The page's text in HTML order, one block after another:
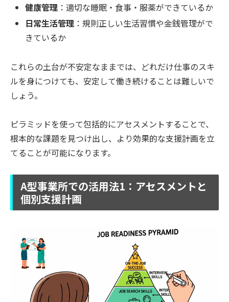
健康管理 ：適切な睡眠・食事・服薬ができているか
日常生活管理 ：規則正しい生活習慣や金銭管理がで
きているか
これらの土台が不安定なままでは、どれだけ仕事のスキ
ルを身につけても、安定して働き続けることは難しいで
しょう。
ピラミッドを使って包括的にアセスメントすることで、
根本的な課題を見つけ出し、より効果的な支援計画を立
てることが可能になります。
A型事業所での活用法1：アセスメントと
個別支援計画